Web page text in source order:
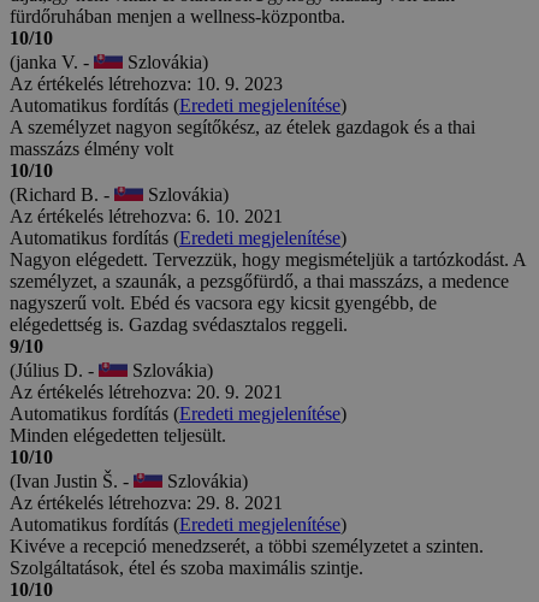
fürdőruhában menjen a wellness-központba.
10/10
(janka V. -
Szlovákia)
Az értékelés létrehozva: 10. 9. 2023
Automatikus fordítás (Eredeti megjelenítése)
A személyzet nagyon segítőkész, az ételek gazdagok és a thai
masszázs élmény volt
10/10
(Richard B. -
Szlovákia)
Az értékelés létrehozva: 6. 10. 2021
Automatikus fordítás (Eredeti megjelenítése)
Nagyon elégedett. Tervezzük, hogy megismételjük a tartózkodást. A
személyzet, a szaunák, a pezsgőfürdő, a thai masszázs, a medence
nagyszerű volt. Ebéd és vacsora egy kicsit gyengébb, de
elégedettség is. Gazdag svédasztalos reggeli.
9/10
(Július D. -
Szlovákia)
Az értékelés létrehozva: 20. 9. 2021
Automatikus fordítás (Eredeti megjelenítése)
Minden elégedetten teljesült.
10/10
(Ivan Justin Š. -
Szlovákia)
Az értékelés létrehozva: 29. 8. 2021
Automatikus fordítás (Eredeti megjelenítése)
Kivéve a recepció menedzserét, a többi személyzetet a szinten.
Szolgáltatások, étel és szoba maximális szintje.
10/10